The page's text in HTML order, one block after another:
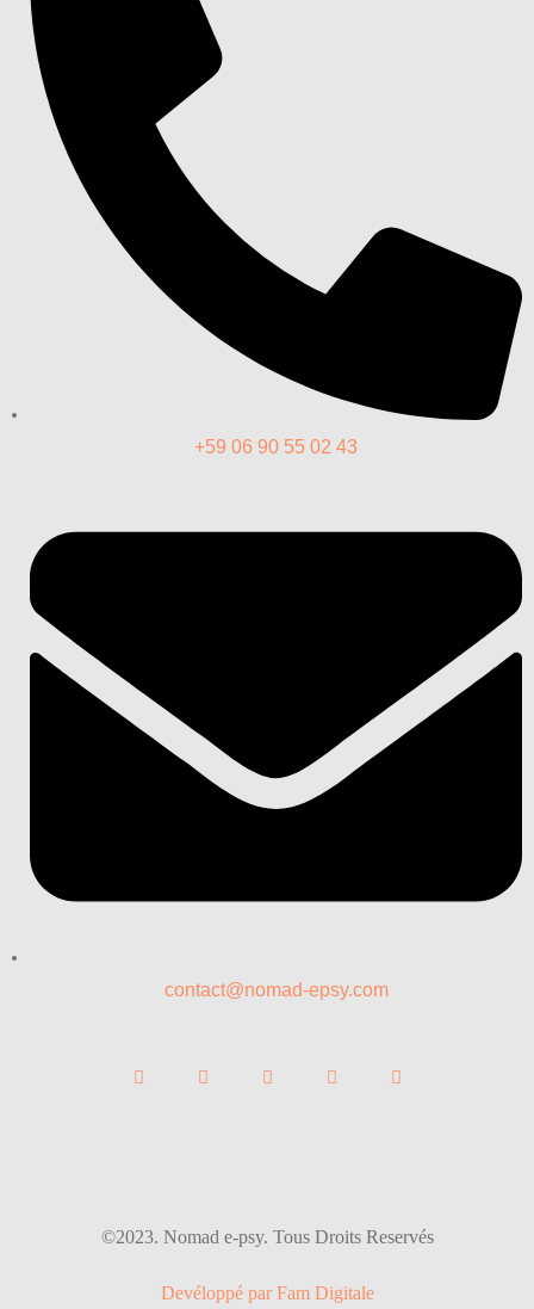
+59 06 90 55 02 43
contact@nomad-epsy.com
©2023. Nomad e-psy. Tous Droits Reservés
Devéloppé par Fam Digitale